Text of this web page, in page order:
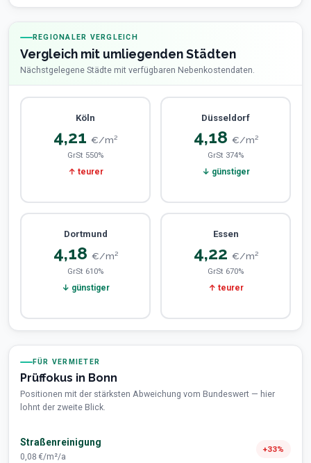
REGIONALER VERGLEICH
Vergleich mit umliegenden Städten
Nächstgelegene Städte mit verfügbaren Nebenkostendaten.
Köln
4,21 €/m²
GrSt 550%
↑ teurer
Düsseldorf
4,18 €/m²
GrSt 374%
↓ günstiger
Dortmund
4,18 €/m²
GrSt 610%
↓ günstiger
Essen
4,22 €/m²
GrSt 670%
↑ teurer
FÜR VERMIETER
Prüffokus in Bonn
Positionen mit der stärksten Abweichung vom Bundeswert — hier
lohnt der zweite Blick.
Straßenreinigung
0,08 €/m²/a
+33%